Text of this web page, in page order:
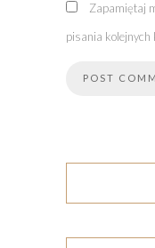
Zapamiętaj
pisania kolejnych